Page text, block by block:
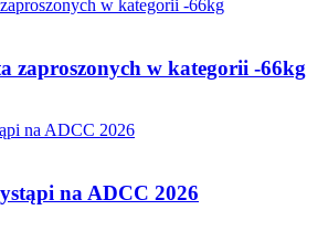
zaproszonych w kategorii -66kg
na ADCC 2026